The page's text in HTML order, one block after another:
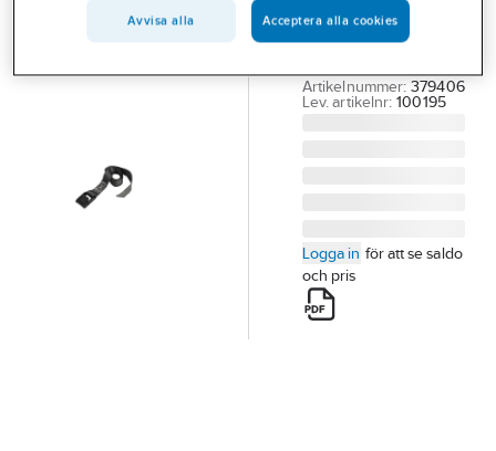
IRONSIDE 1.0M
SVART 2-PACK
Artikelnummer: 379406
Lev. artikelnr: 100195
Logga in för att se saldo
och pris
Avvisa alla Acceptera alla cookies